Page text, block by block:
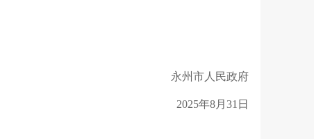
永州市人民政府
2025年8月31日